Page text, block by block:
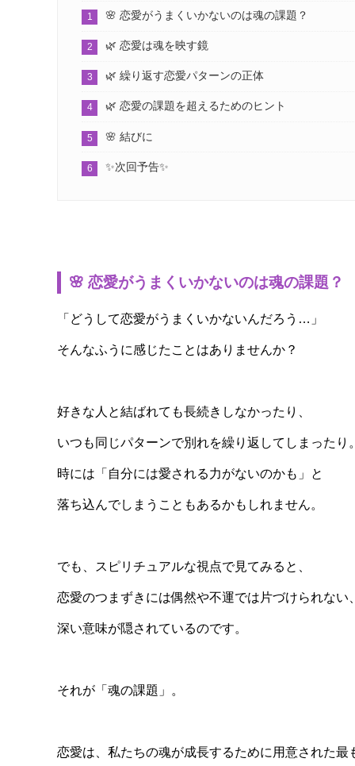
🌸 恋愛がうまくいかないのは魂の課題？
🌿 恋愛は魂を映す鏡
🌿 繰り返す恋愛パターンの正体
🌿 恋愛の課題を超えるためのヒント
🌸 結びに
✨次回予告✨
🌸 恋愛がうまくいかないのは魂の課題？
「どうして恋愛がうまくいかないんだろう…」
そんなふうに感じたことはありませんか？
好きな人と結ばれても長続きしなかったり、
いつも同じパターンで別れを繰り返してしまったり。
時には「自分には愛される力がないのかも」と
落ち込んでしまうこともあるかもしれません。
でも、スピリチュアルな視点で見てみると、
恋愛のつまずきには偶然や不運では片づけられない、
深い意味が隠されているのです。
それが「魂の課題」。
恋愛は、私たちの魂が成長するために用意された最